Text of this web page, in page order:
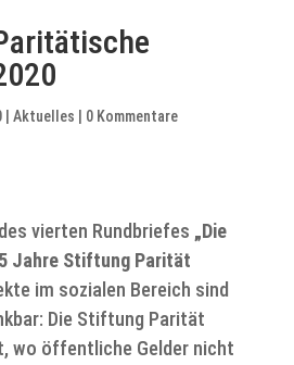
| Aktuelles 0 Kommentare
vierten Rundbriefes „Die
Jahre Stiftung Parität
im sozialen Bereich sind
Die Stiftung Parität
wo öffentliche Gelder nicht